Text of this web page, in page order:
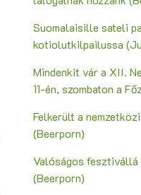
Suomalaisille sateli
kotiolutkilpailussa
Mindenkit vár a XII.
11-én, szombaton a
Felkerült a
(Beerporn)
Valóságos fesztivállá
(Beerporn)